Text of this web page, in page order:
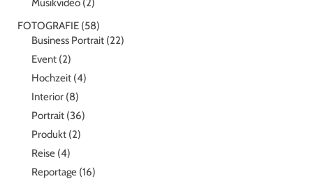
Musikvideo (2)
FOTOGRAFIE (58)
Business Portrait (22)
Event (2)
Hochzeit (4)
Interior (8)
Portrait (36)
Produkt (2)
Reise (4)
Reportage (16)